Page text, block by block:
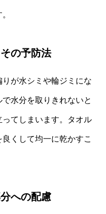
の予防法
が水シミや輪ジミにな
水分を取りきれないと
てしまいます。タオル
くして均一に乾かすこ
への配慮